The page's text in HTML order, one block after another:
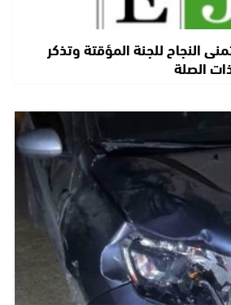
النجاح للجنة المؤقتة وتذكر
الصلة